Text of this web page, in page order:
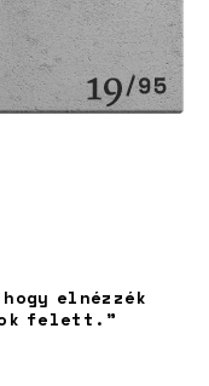
elnézzék
felett.”